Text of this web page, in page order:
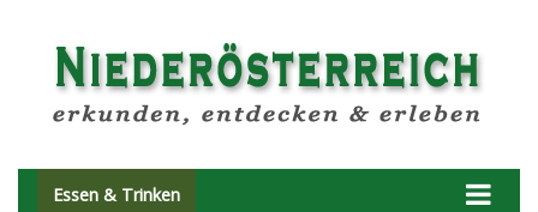
Essen & Trinken